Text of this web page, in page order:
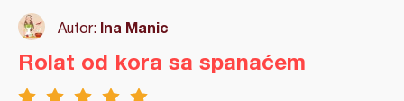
Autor: Ina Manic
Rolat od kora sa spanaćem